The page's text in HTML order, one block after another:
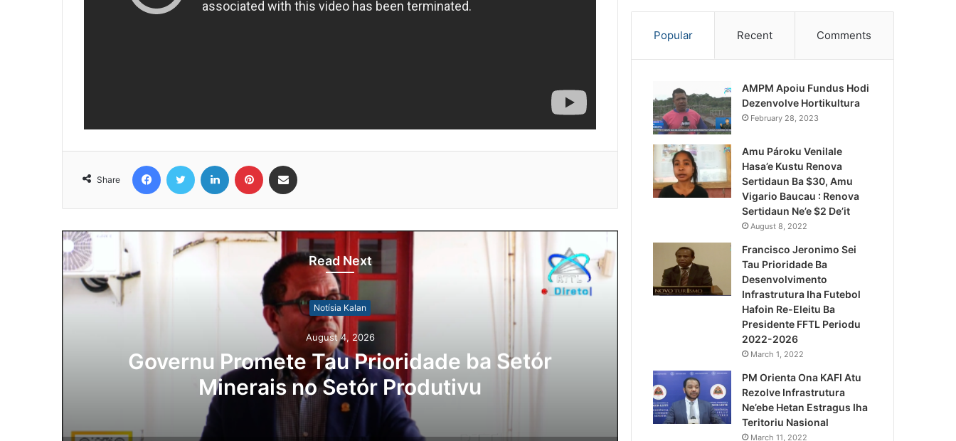
Share
Read Next
Notísia Kalan
August 4, 2026
Governu Promete Tau Prioridade ba Setór
Minerais no Setór Produtivu
Kazu Transferénsia
Singapura, Advogadu
Popular Recent Comments
AMPM Apoiu Fundus Hodi
Dezenvolve Hortikultura
February 28, 2023
Amu Pároku Venilale
Hasa’e Kustu Renova
Sertidaun Ba $30, Amu
Vigario Baucau : Renova
Sertidaun Ne’e $2 De’it
August 8, 2022
Francisco Jeronimo Sei
Tau Prioridade Ba
Desenvolvimento
Infrastrutura Iha Futebol
Hafoin Re-Eleitu Ba
Presidente FFTL Periodu
2022-2026
March 1, 2022
PM Orienta Ona KAFI Atu
Rezolve Infrastrutura
Ne’ebe Hetan Estragus Iha
Teritoriu Nasional
March 11, 2022